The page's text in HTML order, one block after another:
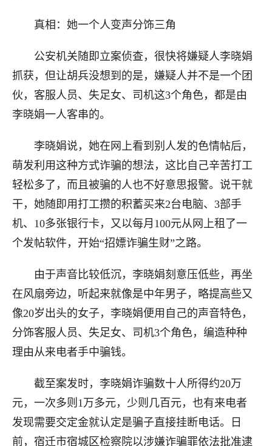
真相：她一个人变声分饰三角
公安机关随即立案侦查，很快将嫌疑人李晓娟
抓获，但让胡兵没想到的是，嫌疑人并不是一个团
伙，客服人员、失足女、司机这3个角色，都是由
李晓娟一人客串的。
李晓娟说，她在网上看到别人发的色情帖后，
萌发利用这种方式诈骗的想法，这比自己辛苦打工
轻松多了，而且被骗的人也不好意思报警。说干就
干，她随即用打工攒的积蓄买来2台电脑、3部手
机、10多张银行卡，又以每月100元从网上租了一
个发帖软件，开始“招嫖诈骗生财”之路。
由于声音比较低沉，李晓娟刻意压低些，再坐
在风扇旁边，听起来就像是中年男子，略提高些又
像20岁出头的女子，李晓娟便用自己的声音特色，
分饰客服人员、失足女、司机3个角色，编造种种
理由从来电者手中骗钱。
截至案发时，李晓娟诈骗数十人所得约20万
元，一次多则1万多元，少则几百元，也有来电者
发现需要交定金就认定是骗子直接挂断电话。日
前，宿迁市宿城区检察院以涉嫌诈骗罪依法批准逮